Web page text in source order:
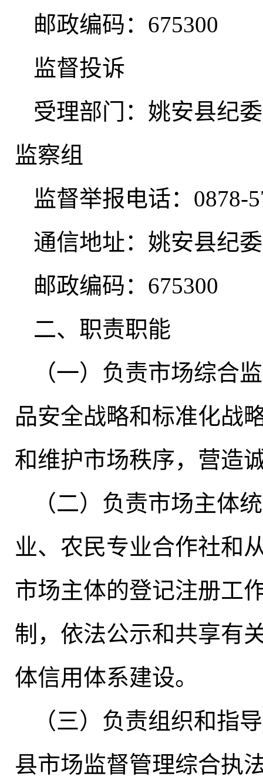
邮政编码：675300
监督投诉
受理部门：姚安县纪
监察组
监督举报电话：0878-
通信地址：姚安县纪
邮政编码：675300
二、职责职能
（一）负责市场综合
品安全战略和标准化战
和维护市场秩序，营造
（二）负责市场主体
业、农民专业合作社和
市场主体的登记注册工
制 ， 依法公示和共享有
体信用体系建设。
（三）负责组织和指
县市场监督管理综合执